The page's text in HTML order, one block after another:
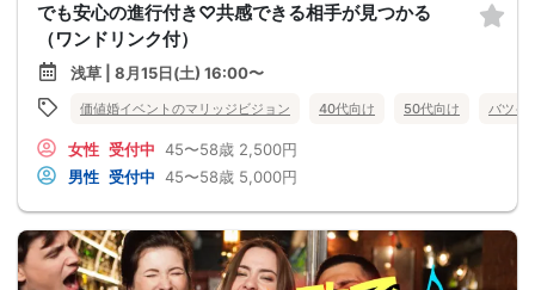
でも安心の進行付き♡共感できる相手が見つかる
（ワンドリンク付）
浅草 | 8月15日(土) 16:00〜
価値婚イベントのマリッジビジョン 40代向け 50代向け バツイ
女性 受付中 45〜58歳 2,500円
男性 受付中 45〜58歳 5,000円